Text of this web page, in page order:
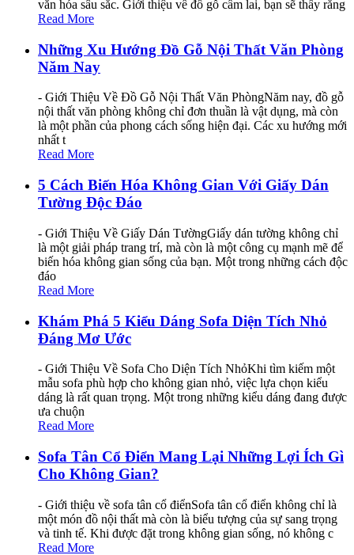
văn hóa sâu sắc. Giới thiệu về đồ gỗ cẩm lai, bạn sẽ thấy rằng
Read More
Những Xu Hướng Đồ Gỗ Nội Thất Văn Phòng
Năm Nay
- Giới Thiệu Về Đồ Gỗ Nội Thất Văn PhòngNăm nay, đồ gỗ
nội thất văn phòng không chỉ đơn thuần là vật dụng, mà còn
là một phần của phong cách sống hiện đại. Các xu hướng mới
nhất t
Read More
5 Cách Biến Hóa Không Gian Với Giấy Dán
Tường Độc Đáo
- Giới Thiệu Về Giấy Dán TườngGiấy dán tường không chỉ
là một giải pháp trang trí, mà còn là một công cụ mạnh mẽ để
biến hóa không gian sống của bạn. Một trong những cách độc
đáo
Read More
Khám Phá 5 Kiểu Dáng Sofa Diện Tích Nhỏ
Đáng Mơ Ước
- Giới Thiệu Về Sofa Cho Diện Tích NhỏKhi tìm kiếm một
mẫu sofa phù hợp cho không gian nhỏ, việc lựa chọn kiểu
dáng là rất quan trọng. Một trong những kiểu dáng đang được
ưa chuộn
Read More
Sofa Tân Cổ Điển Mang Lại Những Lợi Ích Gì
Cho Không Gian?
- Giới thiệu về sofa tân cổ điểnSofa tân cổ điển không chỉ là
một món đồ nội thất mà còn là biểu tượng của sự sang trọng
và tinh tế. Khi được đặt trong không gian sống, nó không c
Read More